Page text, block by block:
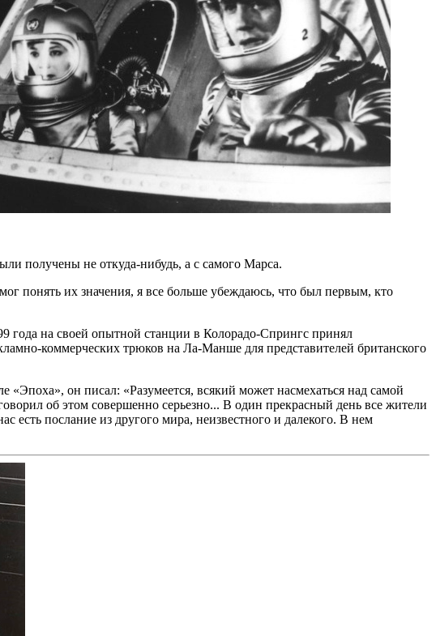
получены не откуда-нибудь, а с самого Марса.
понять их значения, я все больше убеждаюсь, что был первым, кто
года на своей опытной станции в Колорадо-Спрингс принял
коммерческих трюков на Ла-Манше для представителей британского
«Эпоха», он писал: «Разумеется, всякий может насмехаться над самой
об этом совершенно серьезно... В один прекрасный день все жители
есть послание из другого мира, неизвестного и далекого. В нем